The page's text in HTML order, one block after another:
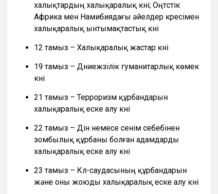
халықтардың халықаралық күні; Оңтүстік
Африка мен Намибиядағы әйелдер күресімен
халықаралық ынтымақтастық күні
12 тамыз – Халықаралық жастар күні
19 тамыз – Дүниежүзілік гуманитарлық көмек
күні
21 тамыз – Терроризм құрбандарын
халықаралық еске алу күні
22 тамыз – Дін немесе сенім себебінен
зомбылық құрбаны болған адамдарды
халықаралық еске алу күні
23 тамыз – Күл-саудасының құрбандарын
және оны жоюды халықаралық еске алу күні